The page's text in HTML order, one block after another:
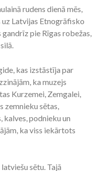
rudens dienā mēs,
uz Latvijas Etnogrāfisko
pie Rīgas robežas,
kas izstāstīja par
ka muzejs
Kurzemei, Zemgalei,
zemnieku sētas,
kalves, podnieku un
ka viss iekārtots
sētu. Tajā